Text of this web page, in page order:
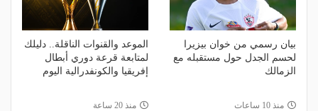
بيان رسمي من خوان بيزيرا
لحسم الجدل حول مستقبله مع
الزمالك
منذ 10 ساعات
الموعد والقنوات الناقلة.. دليلك
لمتابعة قرعة دوري أبطال
إفريقيا والكونفدرالية اليوم
منذ 20 ساعة